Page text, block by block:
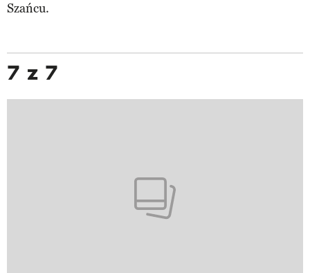
Szańcu.
7 z 7